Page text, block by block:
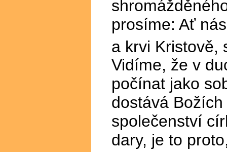
prosíme: Ať
a krvi Kristově,
Vidíme, že v
počínat jako
dostává
společenství
dary, je to